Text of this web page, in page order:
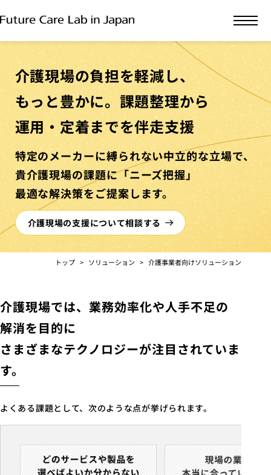
介護現場の負担を軽減し、
もっと豊かに。 課題整理から
運用・定着までを伴走支援
特定のメーカーに縛られない中立的な立場で、
貴介護現場の課題に「ニーズ把握」
最適な解決策をご提案します。
介護現場の支援について相談する
トップ ソリューション 介護事業者向けソリューション
介護現場では、業務効率化や人手不足の
解消を目的に
さまざまなテクノロジーが注目されていま
す。
よくある課題として、次のような点が挙げられます。